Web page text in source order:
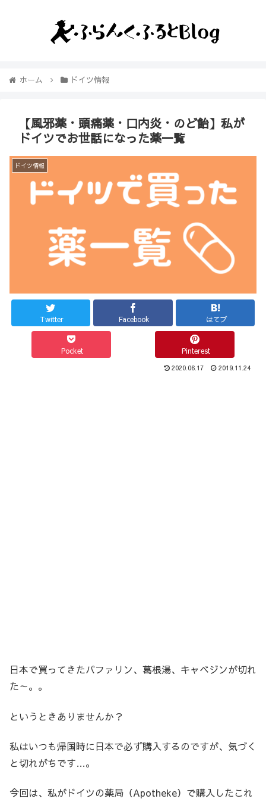
ホーム ドイツ情報
【風邪薬・頭痛薬・口内炎・のど飴】私が
ドイツでお世話になった薬一覧
ドイツ情報
Twitter Facebook はてブ
Pocket Pinterest
2020.06.17 2019.11.24
日本で買ってきたバファリン、葛根湯、キャベジンが切れ
た～。。
というときありませんか？
私はいつも帰国時に日本で必ず購入するのですが、気づく
と切れがちです…。
今回は、私がドイツの薬局（Apotheke）で購入したこれ